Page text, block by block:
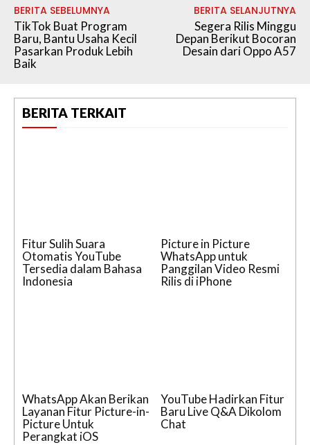
BERITA SEBELUMNYA
TikTok Buat Program
Baru, Bantu Usaha Kecil
Pasarkan Produk Lebih
Baik
BERITA SELANJUTNYA
Segera Rilis Minggu
Depan Berikut Bocoran
Desain dari Oppo A57
BERITA TERKAIT
Fitur Sulih Suara
Otomatis YouTube
Tersedia dalam Bahasa
Indonesia
Picture in Picture
WhatsApp untuk
Panggilan Video Resmi
Rilis di iPhone
WhatsApp Akan Berikan
Layanan Fitur Picture-in-
Picture Untuk
Perangkat iOS
YouTube Hadirkan Fitur
Baru Live Q&A Dikolom
Chat